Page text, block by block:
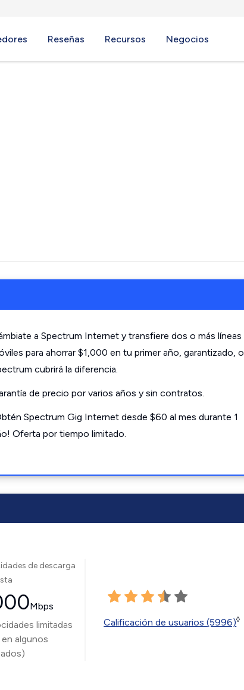
Reseñas Recursos Negocios
a Spectrum Internet y transfiere dos o más líneas
para ahorrar $1,000 en tu primer año, garantizado, o
cubrirá la diferencia.
de precio por varios años y sin contratos.
Spectrum Gig Internet desde $60 al mes durante 1
Oferta por tiempo limitado.
de descarga
Mbps
limitadas
algunos
Calificación de usuarios (5996)◊